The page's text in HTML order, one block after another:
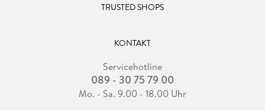
TRUSTED SHOPS
KONTAKT
Servicehotline
089 - 30 75 79 00
Mo. - Sa. 9.00 - 18.00 Uhr